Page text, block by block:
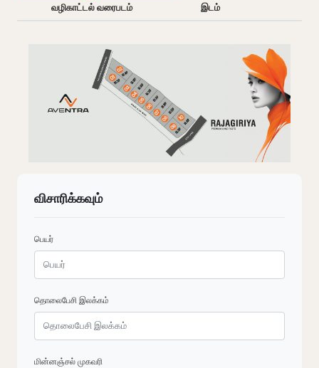
வழிகாட்டல் வரைபடம்
இடம்
விசாரிக்கவும்
பெயர்
தொலைபேசி இலக்கம்
மின்னஞ்சல் முகவரி